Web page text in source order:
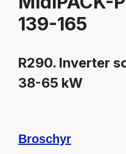
139-165
R290. Inverter
38-65 kW
Broschyr